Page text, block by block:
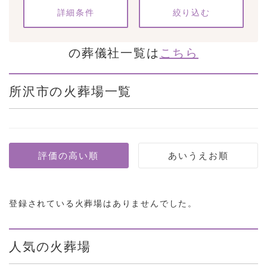
条件をクリア
詳細条件
の葬儀社一覧は こちら
所沢市の火葬場一覧
登録されている火葬場はありませんでした。
人気の火葬場